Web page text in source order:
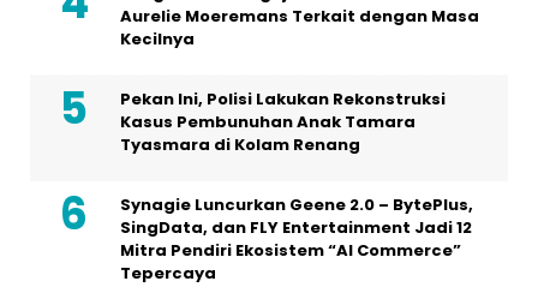
Aurelie Moeremans Terkait dengan Masa
Kecilnya
Pekan Ini, Polisi Lakukan Rekonstruksi
Kasus Pembunuhan Anak Tamara
Tyasmara di Kolam Renang
Synagie Luncurkan Geene 2.0 – BytePlus,
SingData, dan FLY Entertainment Jadi 12
Mitra Pendiri Ekosistem “AI Commerce”
Tepercaya